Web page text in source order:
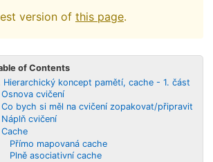
version of this page.
of Contents
Hierarchický koncept pamětí, cache - 1. část
Osnova cvičení
Co bych si měl na cvičení zopakovat/připravit
Náplň cvičení
Cache
Přímo mapovaná cache
Plně asociativní cache